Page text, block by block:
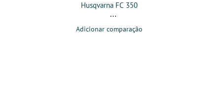
Husqvarna FC 350
Adicionar comparação